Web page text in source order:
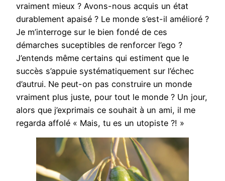
vraiment mieux ? Avons-nous acquis un état
durablement apaisé ? Le monde s’est-il amélioré ?
Je m’interroge sur le bien fondé de ces
démarches suceptibles de renforcer l’ego ?
J’entends même certains qui estiment que le
succès s’appuie systématiquement sur l’échec
d’autrui. Ne peut-on pas construire un monde
vraiment plus juste, pour tout le monde ? Un jour,
alors que j’exprimais ce souhait à un ami, il me
regarda affolé « Mais, tu es un utopiste ?! »